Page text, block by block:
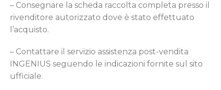
– Consegnare la scheda raccolta completa presso il
rivenditore autorizzato dove è stato effettuato
l’acquisto.
– Contattare il servizio assistenza post-vendita
INGENIUS seguendo le indicazioni fornite sul sito
ufficiale.